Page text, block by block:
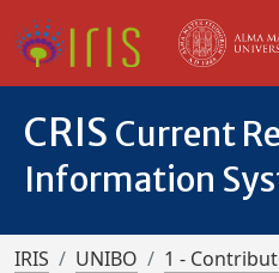
CRIS Current
Information
IRIS UNIBO
1 -